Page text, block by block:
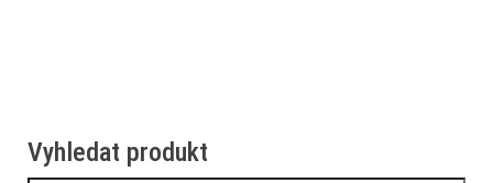
Vyhledat produkt